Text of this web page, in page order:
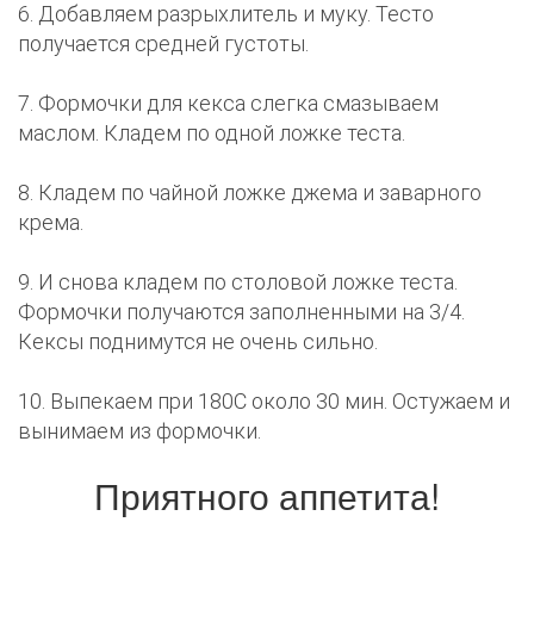
6. Добавляем разрыхлитель и муку. Тесто
получается средней густоты.
7. Формочки для кекса слегка смазываем
маслом. Кладем по одной ложке теста.
8. Кладем по чайной ложке джема и заварного
крема.
9. И снова кладем по столовой ложке теста.
Формочки получаются заполненными на 3/4.
Кексы поднимутся не очень сильно.
10. Выпекаем при 180С около 30 мин. Остужаем и
вынимаем из формочки.
Приятного аппетита!